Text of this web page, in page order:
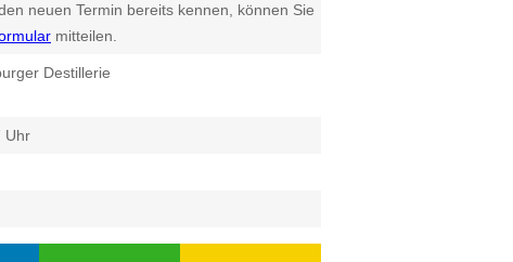
neuen Termin bereits kennen, können Sie
mitteilen.
Destillerie
Uhr